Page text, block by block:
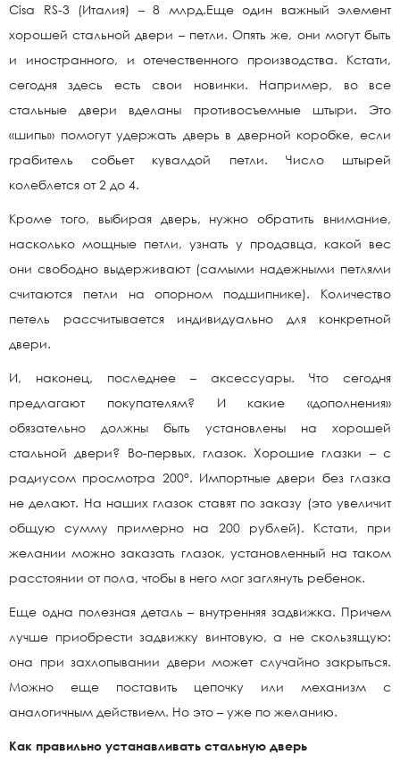
Cisa RS-3 (Италия) – 8 млрд.Еще один важный элемент
хорошей стальной двери – петли. Опять же, они могут быть
и иностранного, и отечественного производства. Кстати,
сегодня здесь есть свои новинки. Например, во все
стальные двери вделаны противосъемные штыри. Это
«шипы» помогут удержать дверь в дверной коробке, если
грабитель собьет кувалдой петли. Число штырей
колеблется от 2 до 4.
Кроме того, выбирая дверь, нужно обратить внимание,
насколько мощные петли, узнать у продавца, какой вес
они свободно выдерживают (самыми надежными петлями
считаются петли на опорном подшипнике). Количество
петель рассчитывается индивидуально для конкретной
двери.
И, наконец, последнее – аксессуары. Что сегодня
предлагают покупателям? И какие «дополнения»
обязательно должны быть установлены на хорошей
стальной двери? Во-первых, глазок. Хорошие глазки – с
радиусом просмотра 200°. Импортные двери без глазка
не делают. На наших глазок ставят по заказу (это увеличит
общую сумму примерно на 200 рублей). Кстати, при
желании можно заказать глазок, установленный на таком
расстоянии от пола, чтобы в него мог заглянуть ребенок.
Еще одна полезная деталь – внутренняя задвижка. Причем
лучше приобрести задвижку винтовую, а не скользящую:
она при захлопывании двери может случайно закрыться.
Можно еще поставить цепочку или механизм с
аналогичным действием. Но это – уже по желанию.
Как правильно устанавливать стальную дверь